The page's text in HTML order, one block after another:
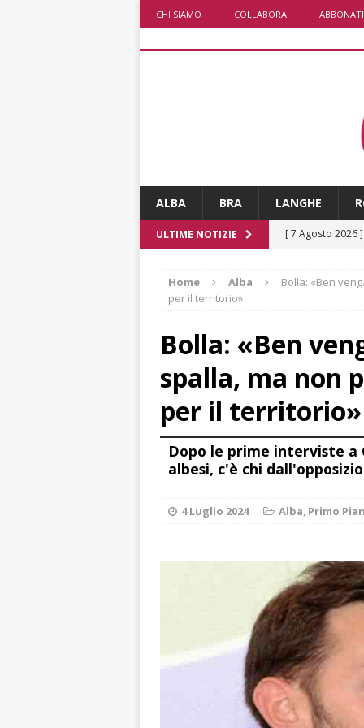
CHI SIAMO COLLABORA ABBONATI
ALBA BRA LANGHE
ULTIME NOTIZIE [ 7 Agosto 2026 ]
[ 7 Agosto 2026
[ 7 Agosto 2026
pittura e scultura
[ 7 Agosto 2026 ]
responsabile
[ 7 Agosto 2026 ]
rotatoria
Mariano Trisano
[ 7 Agosto 2026
nella torrida
Home Alba
Bolla: «Ben
per il territorio»
Bolla: «Ben
spalla, ma non
per il territorio»
Dopo le prime interviste a
albesi, c'è chi
4 Luglio 2024 Alba, Primo